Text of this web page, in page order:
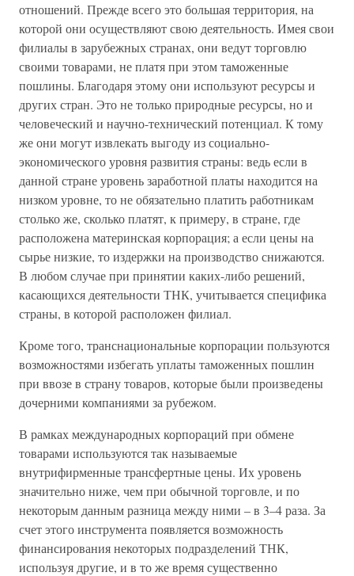
отношений. Прежде всего это большая территория, на
которой они осуществляют свою деятельность. Имея свои
филиалы в зарубежных странах, они ведут торговлю
своими товарами, не платя при этом таможенные
пошлины. Благодаря этому они используют ресурсы и
других стран. Это не только природные ресурсы, но и
человеческий и научно-технический потенциал. К тому
же они могут извлекать выгоду из социально-
экономического уровня развития страны: ведь если в
данной стране уровень заработной платы находится на
низком уровне, то не обязательно платить работникам
столько же, сколько платят, к примеру, в стране, где
расположена материнская корпорация; а если цены на
сырье низкие, то издержки на производство снижаются.
В любом случае при принятии каких-либо решений,
касающихся деятельности ТНК, учитывается специфика
страны, в которой расположен филиал.
Кроме того, транснациональные корпорации пользуются
возможностями избегать уплаты таможенных пошлин
при ввозе в страну товаров, которые были произведены
дочерними компаниями за рубежом.
В рамках международных корпораций при обмене
товарами используются так называемые
внутрифирменные трансфертные цены. Их уровень
значительно ниже, чем при обычной торговле, и по
некоторым данным разница между ними – в 3–4 раза. За
счет этого инструмента появляется возможность
финансирования некоторых подразделений ТНК,
используя другие, и в то же время существенно